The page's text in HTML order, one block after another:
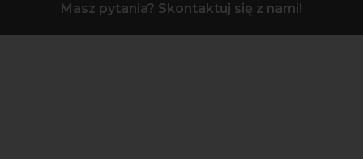
Masz pytania? Skontaktuj się z nami!